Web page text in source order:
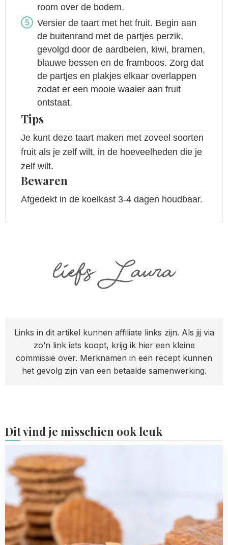
room over de bodem.
Versier de taart met het fruit. Begin aan
de buitenrand met de partjes perzik,
gevolgd door de aardbeien, kiwi, bramen,
blauwe bessen en de framboos. Zorg dat
de partjes en plakjes elkaar overlappen
zodat er een mooie waaier aan fruit
ontstaat.
Tips
Je kunt deze taart maken met zoveel soorten
fruit als je zelf wilt, in de hoeveelheden die je
zelf wilt.
Bewaren
Afgedekt in de koelkast 3-4 dagen houdbaar.
Links in dit artikel kunnen affiliate links zijn. Als jij via
zo’n link iets koopt, krijg ik hier een kleine
commissie over. Merknamen in een recept kunnen
het gevolg zijn van een betaalde samenwerking.
Dit vind je misschien ook leuk
more
about
Stroopwafel
boterkoek